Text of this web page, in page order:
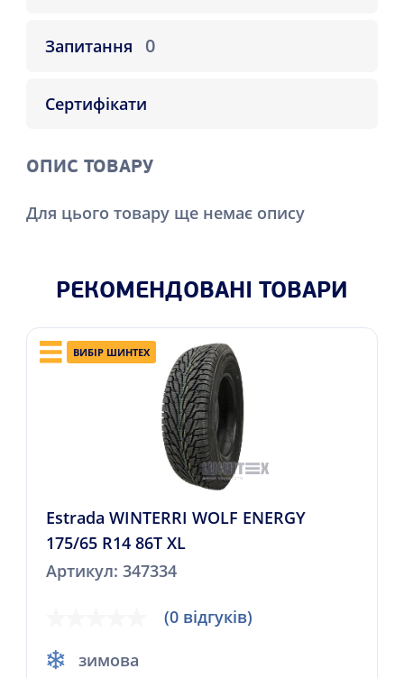
Запитання 0
Сертифікати
ОПИС ТОВАРУ
Для цього товару ще немає опису
РЕКОМЕНДОВАНІ ТОВАРИ
ВИБІР ШИНТЕХ
Estrada WINTERRI WOLF ENERGY
175/65 R14 86T XL
Артикул: 347334
(0 відгуків)
зимова